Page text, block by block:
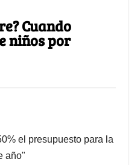
Cuando
niños por
el presupuesto para la
año"